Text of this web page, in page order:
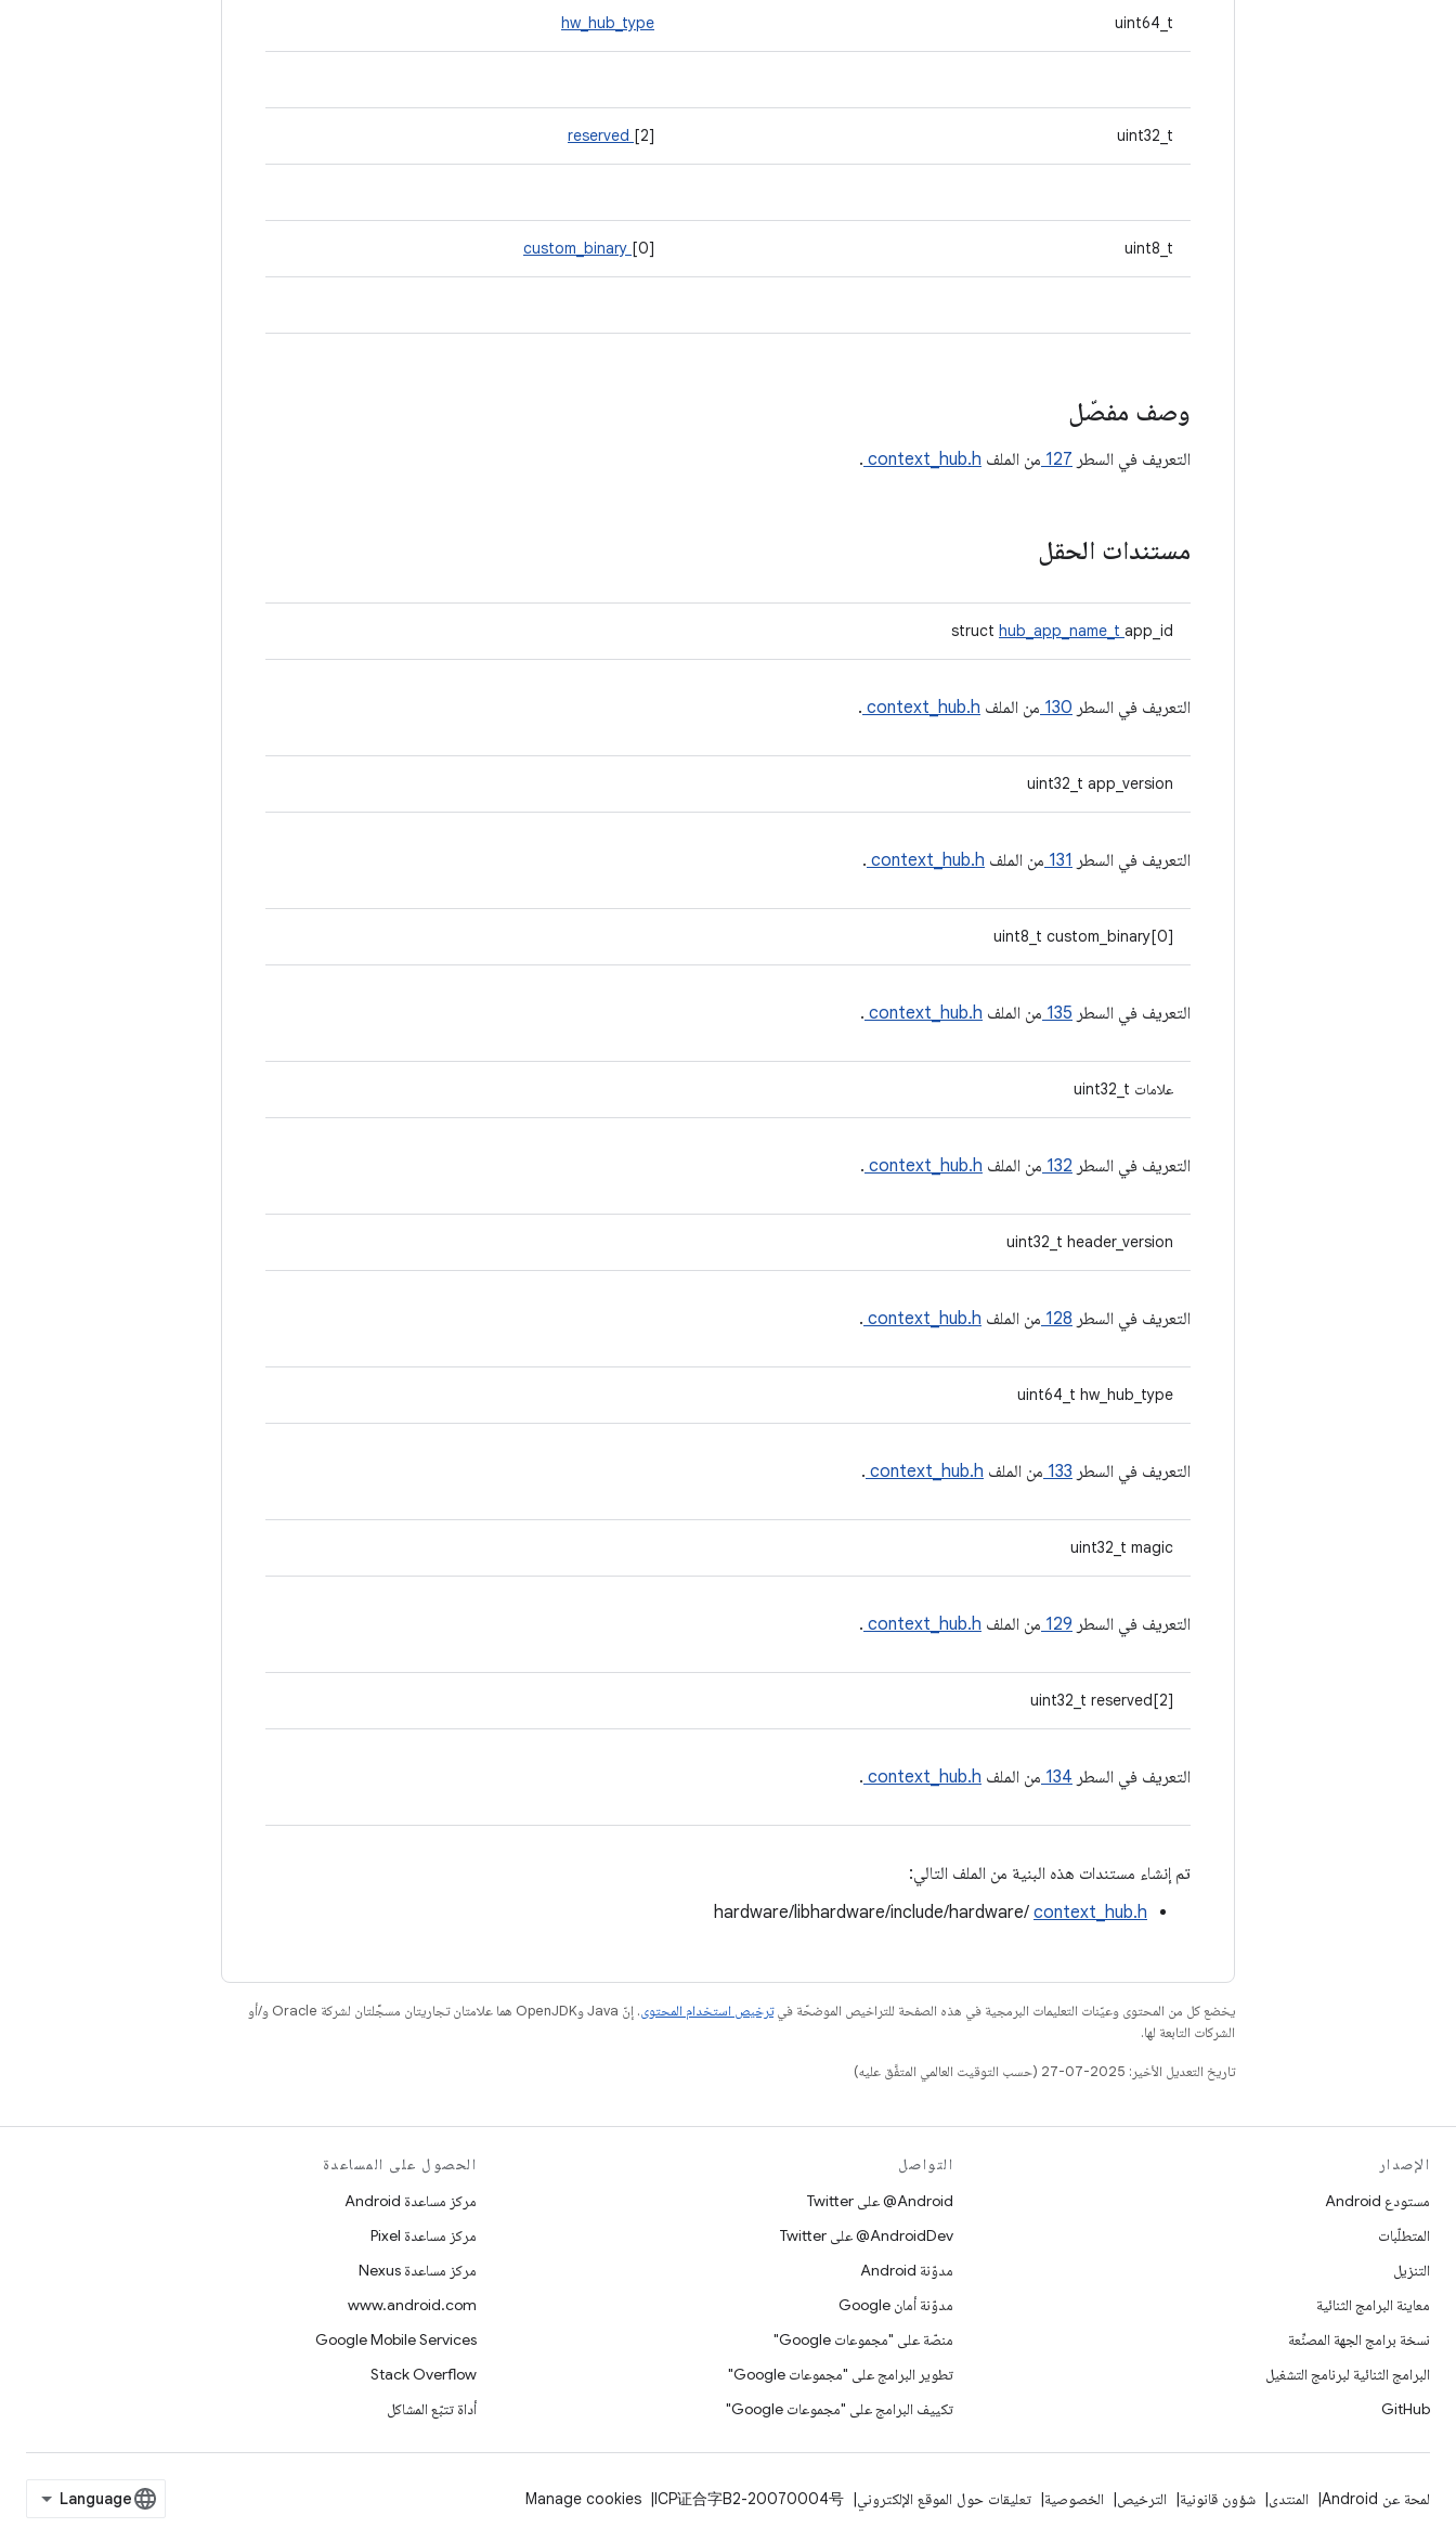
uint64_t
hw_hub_type
uint32_t
reserved [2]
uint8_t
custom_binary [0]
وصف مفصّل
التعريف في السطر 127 من الملف context_hub.h
.
مستندات الحقل
struct hub_app_name_t app_id
التعريف في السطر 130 من الملف context_hub.h
.
uint32_t app_version
التعريف في السطر 131 من الملف context_hub.h
.
uint8_t custom_binary[0]
التعريف في السطر 135 من الملف context_hub.h
.
علامات uint32_t
التعريف في السطر 132 من الملف context_hub.h
.
uint32_t header_version
التعريف في السطر 128 من الملف context_hub.h
.
uint64_t hw_hub_type
التعريف في السطر 133 من الملف context_hub.h
.
uint32_t magic
التعريف في السطر 129 من الملف context_hub.h
.
uint32_t reserved[2]
التعريف في السطر 134 من الملف context_hub.h
.
تم إنشاء مستندات هذه البنية من الملف التالي:
hardware/libhardware/include/hardware/ context_hub.h
يخضع كل من المحتوى وعيّنات التعليمات البرمجية في هذه الصفحة للتراخيص الموضحّة فيترخيص استخدام المحتوى
. إنّ Java وOpenJDK هما علامتان تجاريتان مسجَّلتان لشركة Oracle و/أو
الشركات التابعة لها.
تاريخ التعديل الأخير: 2025-07-27 (حسب التوقيت العالمي المتفَّق عليه)
الإصدار
مستودع Android
المتطلّبات
التنزيل
معاينة البرامج الثنائية
نسخة برامج الجهة المصنِّعة
البرامج الثنائية لبرنامج التشغيل
GitHub
التواصل
‎@Android على Twitter
‎@AndroidDev على Twitter
مدوّنة Android
مدوّنة أمان Google
منصّة على "مجموعات Google"
تطوير البرامج على "مجموعات Google"
تكييف البرامج على "مجموعات Google"
الحصول على المساعدة
مركز مساعدة Android
مركز مساعدة Pixel
مركز مساعدة Nexus
www.android.com
Google Mobile Services
Stack Overflow
أداة تتبّع المشاكل
لمحة عن Android المنتدى شؤون قانونية الترخيص الخصوصية تعليقات حول الموقع الإلكتروني ICP证合字B2-20070004号
Manage cookies